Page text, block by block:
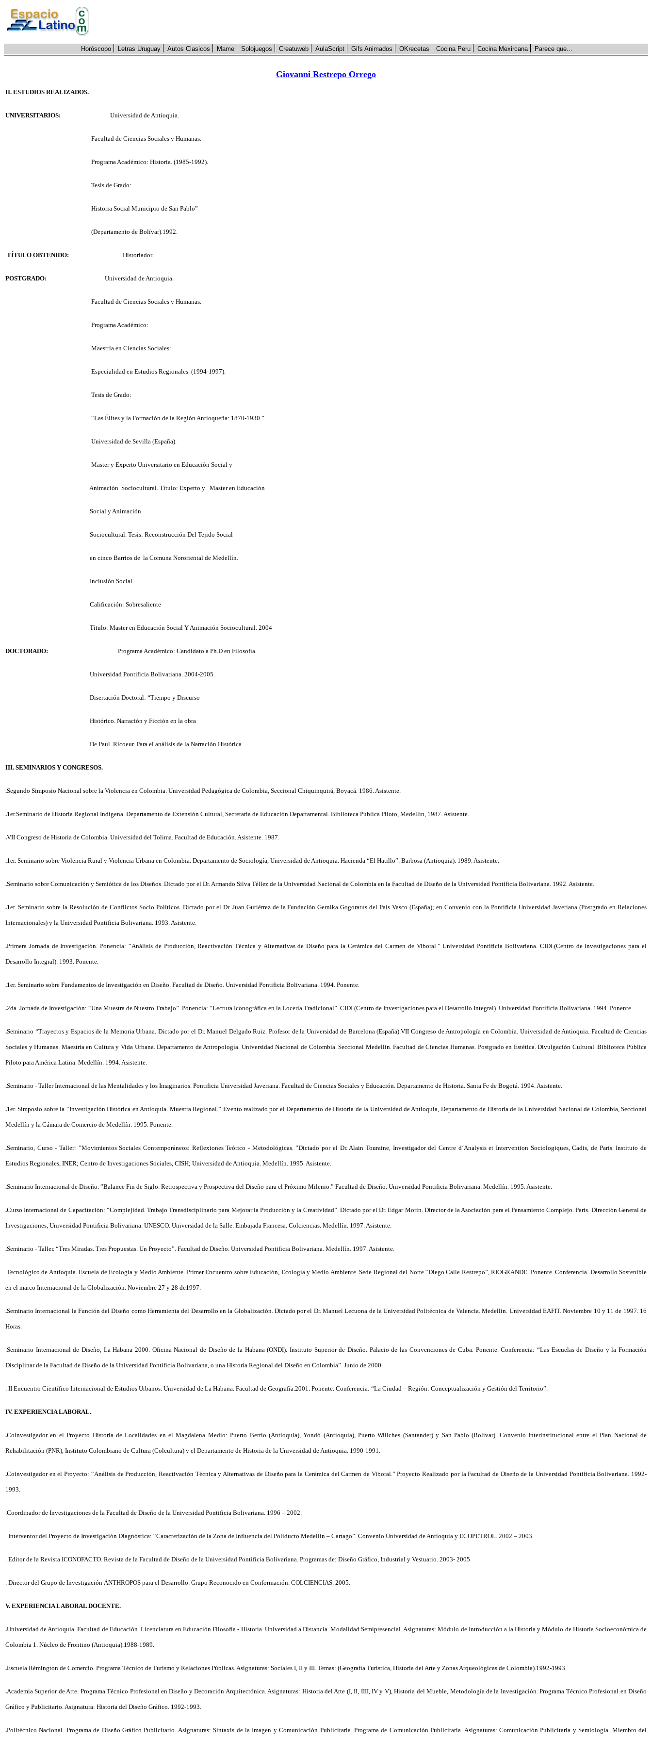
Horóscopo Letras Uruguay Autos Clasicos Mame Solojuegos Creatuweb AulaScript Gifs Animados OKrecetas Cocina Peru Cocina Mexircana Parece que...
Giovanni Restrepo Orrego
II. ESTUDIOS REALIZADOS.
UNIVERSITARIOS: Universidad de Antioquia.
Facultad de Ciencias Sociales y Humanas.
Programa Académico: Historia. (1985-1992).
Tesis de Grado:
Historia Social Municipio de San Pablo”
(Departamento de Bolívar).1992.
TÍTULO OBTENIDO: Historiador.
POSTGRADO: Universidad de Antioquia.
Facultad de Ciencias Sociales y Humanas.
Programa Académico:
Maestría en Ciencias Sociales:
Especialidad en Estudios Regionales. (1994-1997).
Tesis de Grado:
“Las Élites y la Formación de la Región Antioqueña: 1870-1930.”
Universidad de Sevilla (España).
Master y Experto Universitario en Educación Social y
Animación Sociocultural. Título: Experto y Master en Educación
Social y Animación
Sociocultural. Tesis: Reconstrucción Del Tejido Social
en cinco Barrios de la Comuna Nororiental de Medellín.
Inclusión Social.
Calificación: Sobresaliente
Título: Master en Educación Social Y Animación Sociocultural. 2004
DOCTORADO: Programa Académico: Candidato a Ph.D en Filosofía.
Universidad Pontificia Bolivariana. 2004-2005.
Disertación Doctoral: “Tiempo y Discurso
Histórico. Narración y Ficción en la obra
De Paul Ricoeur. Para el análisis de la Narración Histórica.
III. SEMINARIOS Y CONGRESOS.
.Segundo Simposio Nacional sobre la Violencia en Colombia. Universidad Pedagógica de Colombia, Seccional Chiquinquirá, Boyacá. 1986. Asistente.
.1er.Seminario de Historia Regional Indígena. Departamento de Extensión Cultural, Secretaria de Educación Departamental. Biblioteca Pública Piloto, Medellín, 1987. Asistente.
.VII Congreso de Historia de Colombia. Universidad del Tolima. Facultad de Educación. Asistente. 1987.
.1er. Seminario sobre Violencia Rural y Violencia Urbana en Colombia. Departamento de Sociología, Universidad de Antioquia. Hacienda “El Hatillo”. Barbosa (Antioquia). 1989. Asistente.
.Seminario sobre Comunicación y Semiótica de los Diseños. Dictado por el Dr. Armando Silva Téllez de la Universidad Nacional de Colombia en la Facultad de Diseño de la Universidad Pontificia Bolivariana. 1992. Asistente.
.1er. Seminario sobre la Resolución de Conflictos Socio Políticos. Dictado por el Dr. Juan Gutiérrez de la Fundación Gernika Gogoratus del País Vasco (España); en Convenio con la Pontificia Universidad Javeriana (Postgrado en Relaciones
Internacionales) y la Universidad Pontificia Bolivariana. 1993. Asistente.
.Primera Jornada de Investigación. Ponencia: “Análisis de Producción, Reactivación Técnica y Alternativas de Diseño para la Cerámica del Carmen de Viboral.” Universidad Pontificia Bolivariana. CIDI.(Centro de Investigaciones para el
Desarrollo Integral). 1993. Ponente.
.1er. Seminario sobre Fundamentos de Investigación en Diseño. Facultad de Diseño. Universidad Pontificia Bolivariana. 1994. Ponente.
.2da. Jornada de Investigación: “Una Muestra de Nuestro Trabajo”. Ponencia: “Lectura Iconográfica en la Locería Tradicional”. CIDI (Centro de Investigaciones para el Desarrollo Integral). Universidad Pontificia Bolivariana. 1994. Ponente.
.Seminario “Trayectos y Espacios de la Memoria Urbana. Dictado por el Dr. Manuel Delgado Ruiz. Profesor de la Universidad de Barcelona (España).VII Congreso de Antropología en Colombia. Universidad de Antioquia. Facultad de Ciencias
Sociales y Humanas. Maestría en Cultura y Vida Urbana. Departamento de Antropología. Universidad Nacional de Colombia. Seccional Medellín. Facultad de Ciencias Humanas. Postgrado en Estética. Divulgación Cultural. Biblioteca Pública
Piloto para América Latina. Medellín. 1994. Asistente.
.Seminario - Taller Internacional de las Mentalidades y los Imaginarios. Pontificia Universidad Javeriana. Facultad de Ciencias Sociales y Educación. Departamento de Historia. Santa Fe de Bogotá. 1994. Asistente.
.1er. Simposio sobre la “Investigación Histórica en Antioquia. Muestra Regional.” Evento realizado por el Departamento de Historia de la Universidad de Antioquia, Departamento de Historia de la Universidad Nacional de Colombia, Seccional
Medellín y la Cámara de Comercio de Medellín. 1995. Ponente.
.Seminario, Curso - Taller: ”Movimientos Sociales Contemporáneos: Reflexiones Teórico - Metodológicas. ”Dictado por el Dr. Alain Touraine, Investigador del Centre d´Analysis et Intervention Sociologiques, Cadis, de París. Instituto de
Estudios Regionales, INER; Centro de Investigaciones Sociales, CISH; Universidad de Antioquia. Medellín. 1995. Asistente.
.Seminario Internacional de Diseño. ”Balance Fin de Siglo. Retrospectiva y Prospectiva del Diseño para el Próximo Milenio.” Facultad de Diseño. Universidad Pontificia Bolivariana. Medellín. 1995. Asistente.
.Curso Internacional de Capacitación: “Complejidad. Trabajo Transdisciplinario para Mejorar la Producción y la Creatividad”. Dictado por el Dr. Edgar Morin. Director de la Asociación para el Pensamiento Complejo. París. Dirección General de
Investigaciones, Universidad Pontificia Bolivariana. UNESCO. Universidad de la Salle. Embajada Francesa. Colciencias. Medellín. 1997. Asistente.
.Seminario - Taller. “Tres Miradas. Tres Propuestas. Un Proyecto”. Facultad de Diseño. Universidad Pontificia Bolivariana. Medellín. 1997. Asistente.
.Tecnológico de Antioquia. Escuela de Ecología y Medio Ambiente. Primer Encuentro sobre Educación, Ecología y Medio Ambiente. Sede Regional del Norte “Diego Calle Restrepo”, RIOGRANDE. Ponente. Conferencia. Desarrollo Sostenible
en el marco Internacional de la Globalización. Noviembre 27 y 28 de1997.
.Seminario Internacional la Función del Diseño como Herramienta del Desarrollo en la Globalización. Dictado por el Dr. Manuel Lecuona de la Universidad Politécnica de Valencia. Medellín. Universidad EAFIT. Noviembre 10 y 11 de 1997. 16
Horas.
.Seminario Internacional de Diseño, La Habana 2000. Oficina Nacional de Diseño de la Habana (ONDI). Instituto Superior de Diseño. Palacio de las Convenciones de Cuba. Ponente. Conferencia: “Las Escuelas de Diseño y la Formación
Disciplinar de la Facultad de Diseño de la Universidad Pontificia Bolivariana, o una Historia Regional del Diseño en Colombia”. Junio de 2000.
. II Encuentro Científico Internacional de Estudios Urbanos. Universidad de La Habana. Facultad de Geografía.2001. Ponente. Conferencia: “La Ciudad – Región: Conceptualización y Gestión del Territorio”.
IV. EXPERIENCIA LABORAL.
.Coinvestigador en el Proyecto Historia de Localidades en el Magdalena Medio: Puerto Berrío (Antioquia), Yondó (Antioquia), Puerto Willches (Santander) y San Pablo (Bolívar). Convenio Interinstitucional entre el Plan Nacional de
Rehabilitación (PNR), Instituto Colombiano de Cultura (Colcultura) y el Departamento de Historia de la Universidad de Antioquia. 1990-1991.
.Coinvestigador en el Proyecto: “Análisis de Producción, Reactivación Técnica y Alternativas de Diseño para la Cerámica del Carmen de Viboral.” Proyecto Realizado por la Facultad de Diseño de la Universidad Pontificia Bolivariana. 1992-
1993.
.Coordinador de Investigaciones de la Facultad de Diseño de la Universidad Pontificia Bolivariana. 1996 – 2002.
. Interventor del Proyecto de Investigación Diagnóstica: “Caracterización de la Zona de Influencia del Poliducto Medellín – Cartago”. Convenio Universidad de Antioquia y ECOPETROL. 2002 – 2003.
. Editor de la Revista ICONOFACTO. Revista de la Facultad de Diseño de la Universidad Pontificia Bolivariana. Programas de: Diseño Gráfico, Industrial y Vestuario. 2003- 2005
. Director del Grupo de Investigación ÁNTHROPOS para el Desarrollo. Grupo Reconocido en Conformación. COLCIENCIAS. 2005.
V. EXPERIENCIA LABORAL DOCENTE.
.Universidad de Antioquia. Facultad de Educación. Licenciatura en Educación Filosofía - Historia. Universidad a Distancia. Modalidad Semipresencial. Asignaturas: Módulo de Introducción a la Historia y Módulo de Historia Socioeconómica de
Colombia 1. Núcleo de Frontino (Antioquia).1988-1989.
.Escuela Rémington de Comercio. Programa Técnico de Turismo y Relaciones Públicas. Asignaturas: Sociales I, II y III. Temas: (Geografía Turística, Historia del Arte y Zonas Arqueológicas de Colombia).1992-1993.
.Academia Superior de Arte. Programa Técnico Profesional en Diseño y Decoración Arquitectónica. Asignaturas: Historia del Arte (I, II, IIII, IV y V), Historia del Mueble, Metodología de la Investigación. Programa Técnico Profesional en Diseño
Gráfico y Publicitario. Asignatura: Historia del Diseño Gráfico. 1992-1993.
.Politécnico Nacional. Programa de Diseño Gráfico Publicitario. Asignaturas: Sintaxis de la Imagen y Comunicación Publicitaria. Programa de Comunicación Publicitaria. Asignaturas: Comunicación Publicitaria y Semiología. Miembro del